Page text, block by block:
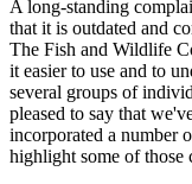
A long-standing
that it is outdated and
The Fish and Wildlife
it easier to use and to
several groups of
pleased to say that
incorporated a number
highlight some of those